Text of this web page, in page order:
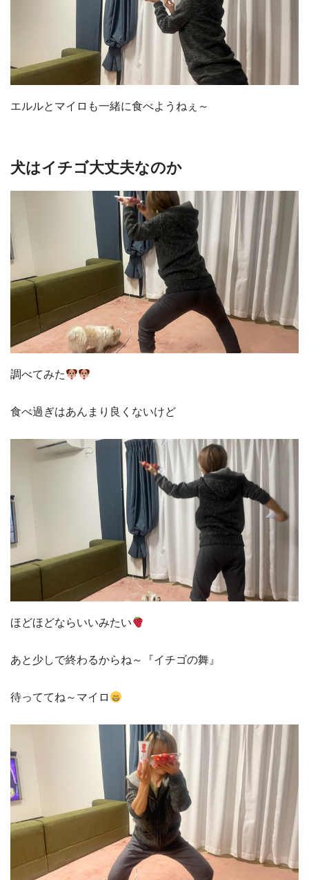
エルルとマイロも一緒に食べようねぇ～
犬はイチゴ大丈夫なのか
調べてみた
食べ過ぎはあんまり良くないけど
ほどほどならいいみたい
あと少しで終わるからね～『イチゴの舞』
待っててね～マイロ